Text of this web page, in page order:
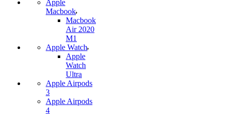
Apple
Macbook
Macbook
Air 2020
M1
Apple Watch
Apple
Watch
Ultra
Apple Airpods
3
Apple Airpods
4